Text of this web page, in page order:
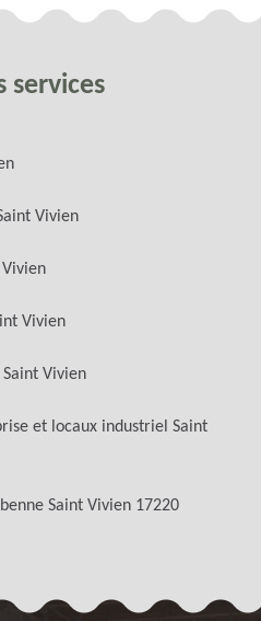
services
Vivien
Vivien
Vivien
et locaux industriel Saint
Saint Vivien 17220